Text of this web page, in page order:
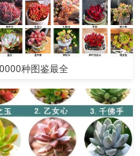
种图鉴最全